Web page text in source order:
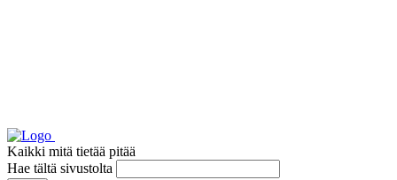
Kaikki mitä tietää pitää
Hae tältä sivustolta